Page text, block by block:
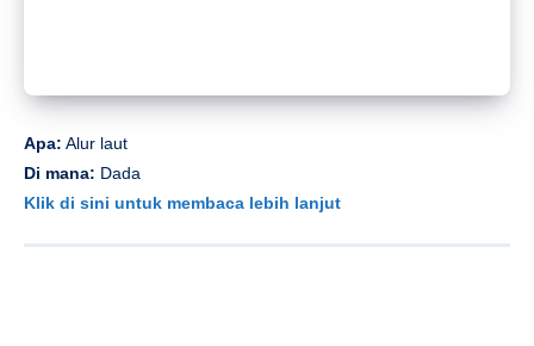
Apa: Alur laut
Di mana: Dada
Klik di sini untuk membaca lebih lanjut